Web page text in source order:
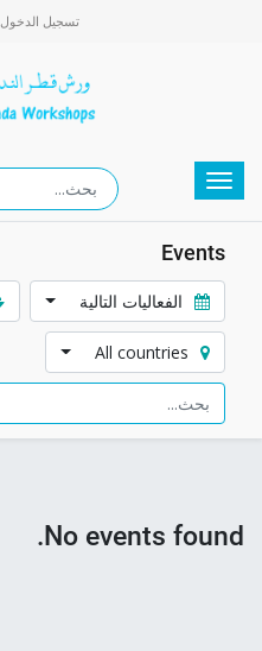
تسجيل الدخول
Events
الفعاليات التالية
No events found.